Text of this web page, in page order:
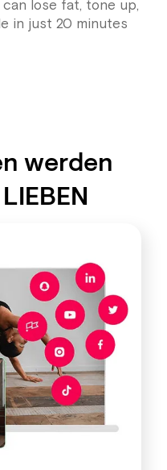
lose fat, tone up,
in just 20 minutes
werden